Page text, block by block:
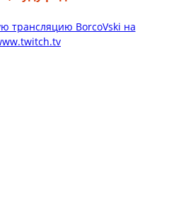
трансляцию BorcoVski на